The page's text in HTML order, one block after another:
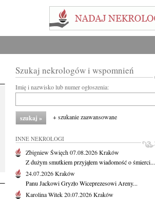
Szukaj nekrologów i wspomnień
Imię i nazwisko lub numer ogłoszenia:
+ szukanie zaawansowane
INNE NEKROLOGI
Zbigniew Święch07.08.2026Kraków
Z dużym smutkiem przyjąłem wiadomość o śmierci...
24.07.2026Kraków
Panu Jackowi Gryzło Wiceprezesowi Areny...
Karolina Witek20.07.2026Kraków